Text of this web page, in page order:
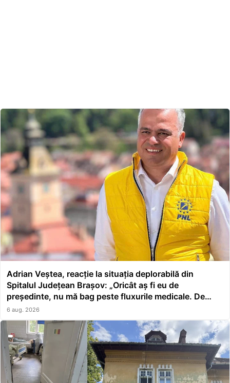
Adrian Veștea, reacție la situația deplorabilă din
Spitalul Județean Brașov: „Oricât aș fi eu de
președinte, nu mă bag peste fluxurile medicale. De
asta a făcut școală managerul”
6 aug. 2026